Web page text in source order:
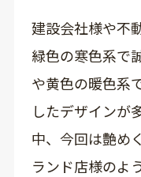
建設会社様や不
緑色の寒色系で
や黄色の暖色系
したデザインが
中、今回は艶め
ランド店様のよ